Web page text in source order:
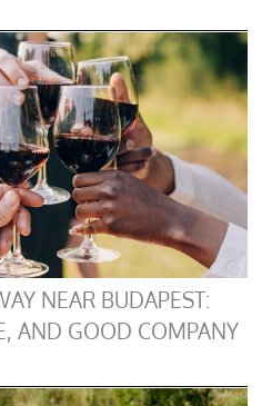
NEAR BUDAPEST:
AND GOOD COMPANY